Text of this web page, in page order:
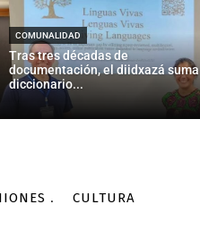
COMUNALIDAD
Tras tres décadas de
documentación, el diidxazá suma
diccionario...
CULTURA